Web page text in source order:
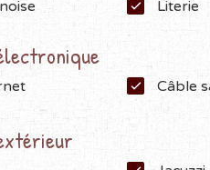
Literie
Câble